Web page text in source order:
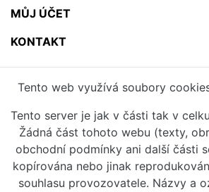
MŮJ ÚČET
KONTAKT
Tento web využívá soubory
Tento server je jak v části tak v
Žádná část tohoto webu (texty,
obchodní podmínky ani další části
kopírována nebo jinak
souhlasu provozovatele. Názvy a